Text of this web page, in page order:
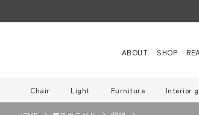
ABOUT SHOP
Chair Light Furniture Interior